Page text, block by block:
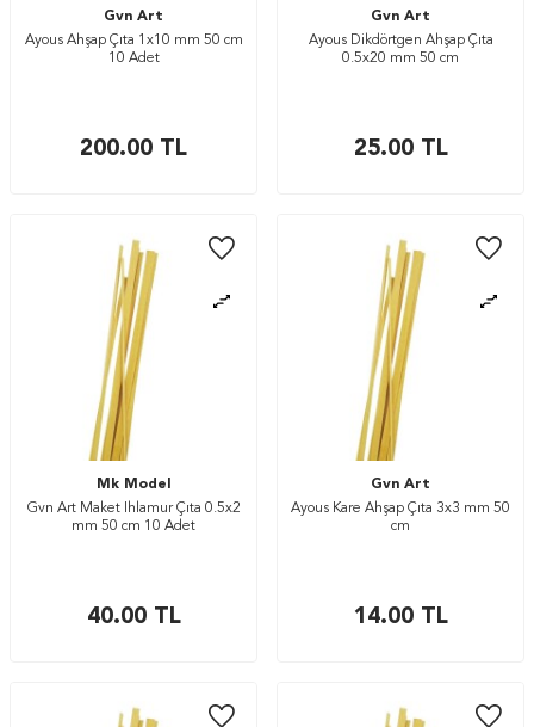
Gvn Art
Ayous Ahşap Çıta 1x10 mm 50 cm
10 Adet
200.00 TL
Gvn Art
Ayous Dikdörtgen Ahşap Çıta
0.5x20 mm 50 cm
25.00TL
Mk Model
Gvn Art Maket Ihlamur Çıta 0.5x2
mm 50 cm 10 Adet
40.00TL
Gvn Art
Ayous Kare Ahşap Çıta 3x3 mm 50
cm
14.00TL